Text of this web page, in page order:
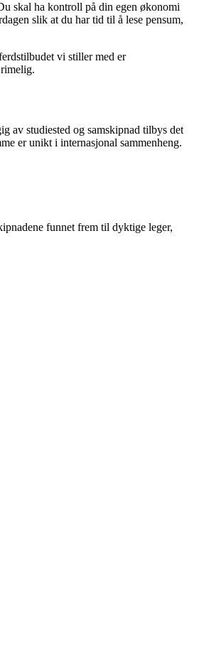
skal ha kontroll på din egen økonomi
slik at du har tid til å lese pensum,
vi stiller med er
av studiested og samskipnad tilbys det
er unikt i internasjonal sammenheng.
funnet frem til dyktige leger,